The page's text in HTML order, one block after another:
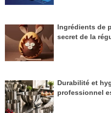
Ingrédients de
secret de la
Durabilité et
professionnel